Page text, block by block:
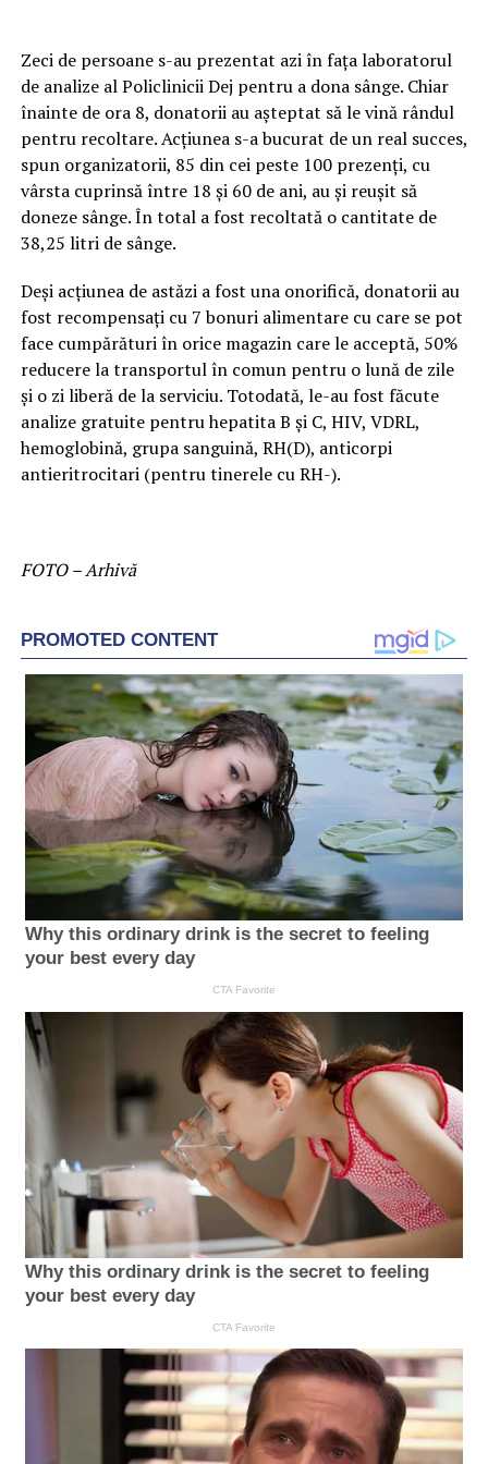
Zeci de persoane s-au prezentat azi în fața laboratorul
de analize al Policlinicii Dej pentru a dona sânge. Chiar
înainte de ora 8, donatorii au așteptat să le vină rândul
pentru recoltare. Acțiunea s-a bucurat de un real succes,
spun organizatorii, 85 din cei peste 100 prezenți, cu
vârsta cuprinsă între 18 și 60 de ani, au și reușit să
doneze sânge. În total a fost recoltată o cantitate de
38,25 litri de sânge.
Deși acțiunea de astăzi a fost una onorifică, donatorii au
fost recompensați cu 7 bonuri alimentare cu care se pot
face cumpărături în orice magazin care le acceptă, 50%
reducere la transportul în comun pentru o lună de zile
și o zi liberă de la serviciu. Totodată, le-au fost făcute
analize gratuite pentru hepatita B și C, HIV, VDRL,
hemoglobină, grupa sanguină, RH(D), anticorpi
antieritrocitari (pentru tinerele cu RH-).
FOTO – Arhivă